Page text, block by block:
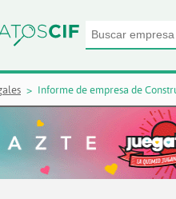
Informe de empresa de